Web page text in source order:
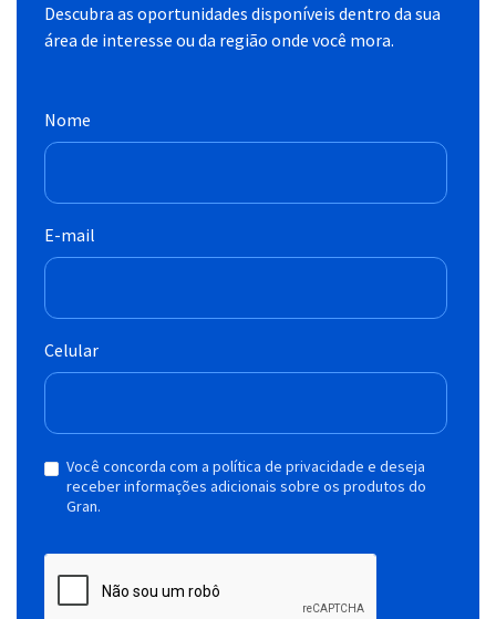
Descubra as oportunidades disponíveis dentro da sua
área de interesse ou da região onde você mora.
Nome
E-mail
Celular
Você concorda com a política de privacidade e deseja
receber informações adicionais sobre os produtos do
Gran.